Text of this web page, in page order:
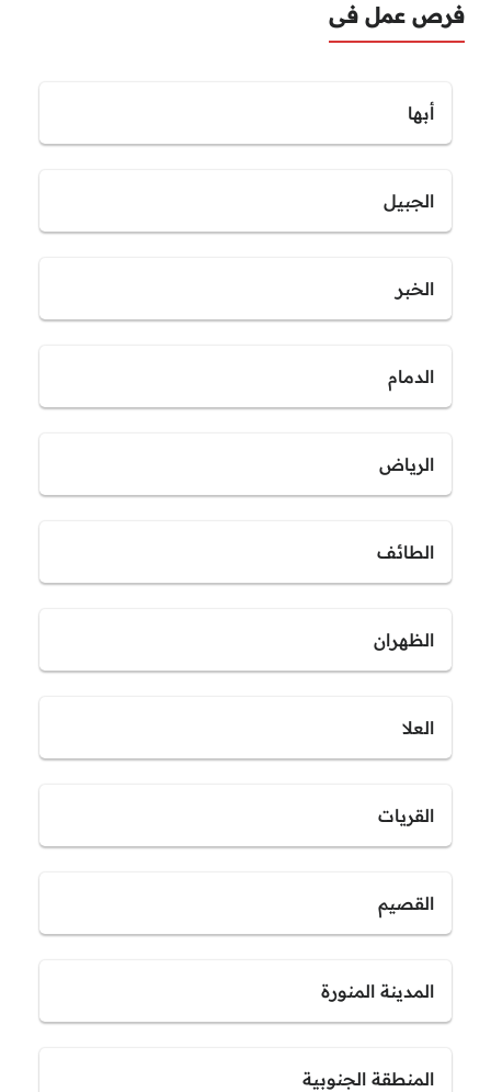
فرص عمل فى
أبها
الجبيل
الخبر
الدمام
الرياض
الطائف
الظهران
العلا
القريات
القصيم
المدينة المنورة
المنطقة الجنوبية